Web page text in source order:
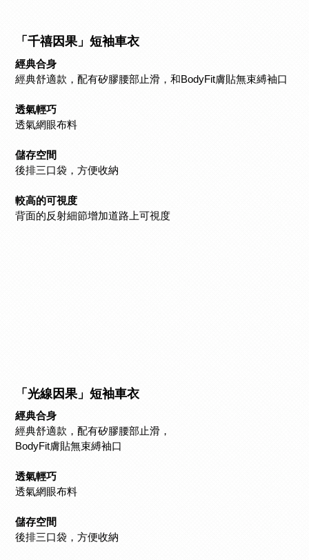
「千禧因果」短袖車衣
經典合身
經典舒適款，配有矽膠腰部止滑，和BodyFit膚貼無束縛袖口
透氣輕巧
透氣網眼布料
儲存空間
後排三口袋，方便收納
較高的可視度
背面的反射細節增加道路上可視度
「光線因果」短袖車衣
經典合身
經典舒適款，配有矽膠腰部止滑，
BodyFit膚貼無束縛袖口
透氣輕巧
透氣網眼布料
儲存空間
後排三口袋，方便收納